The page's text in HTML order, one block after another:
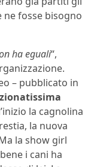
ne fosse bisogno
ha eguali“,
– pubblicato in
la cagnolina
la nuova
la show girl
i cani ha